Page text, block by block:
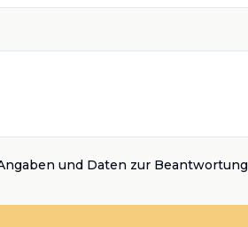
und Daten zur Beantwortung